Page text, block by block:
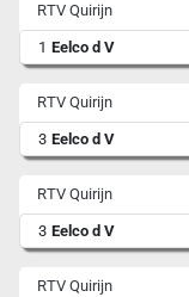
RTV Quirijn
1 Eelco d V
RTV Quirijn
3 Eelco d V
RTV Quirijn
3 Eelco d V
RTV Quirijn